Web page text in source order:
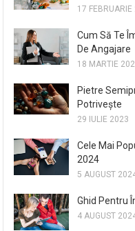
17
Cum Să Te
De Angajare
18 MARTIE
Pietre
Potrivește
29 IULIE 2023
Cele Mai
2024
5 AUGUST
Ghid Pentru
4 AUGUST